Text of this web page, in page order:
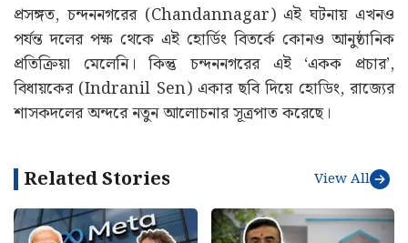
প্রসঙ্গত, চন্দননগরের (Chandannagar) এই ঘটনায় এখনও
পর্যন্ত দলের পক্ষ থেকে এই হোর্ডিং বিতর্কে কোনও আনুষ্ঠানিক
প্রতিক্রিয়া মেলেনি। কিন্তু চন্দননগরের এই ‘একক প্রচার’,
বিধায়কের (Indranil Sen) একার ছবি দিয়ে হোডিং, রাজ্যের
শাসকদলের অন্দরে নতুন আলোচনার সূত্রপাত করেছে।
Related Stories View All